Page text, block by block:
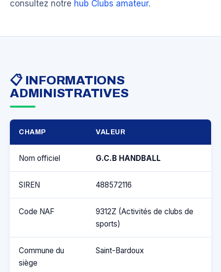
consultez notre hub Clubs amateur.
📋 INFORMATIONS
ADMINISTRATIVES
CHAMP VALEUR
Nom officiel G.C.B HANDBALL
SIREN 488572116
Code NAF
9312Z (Activités de clubs de
sports)
Commune du
siège
Saint-Bardoux